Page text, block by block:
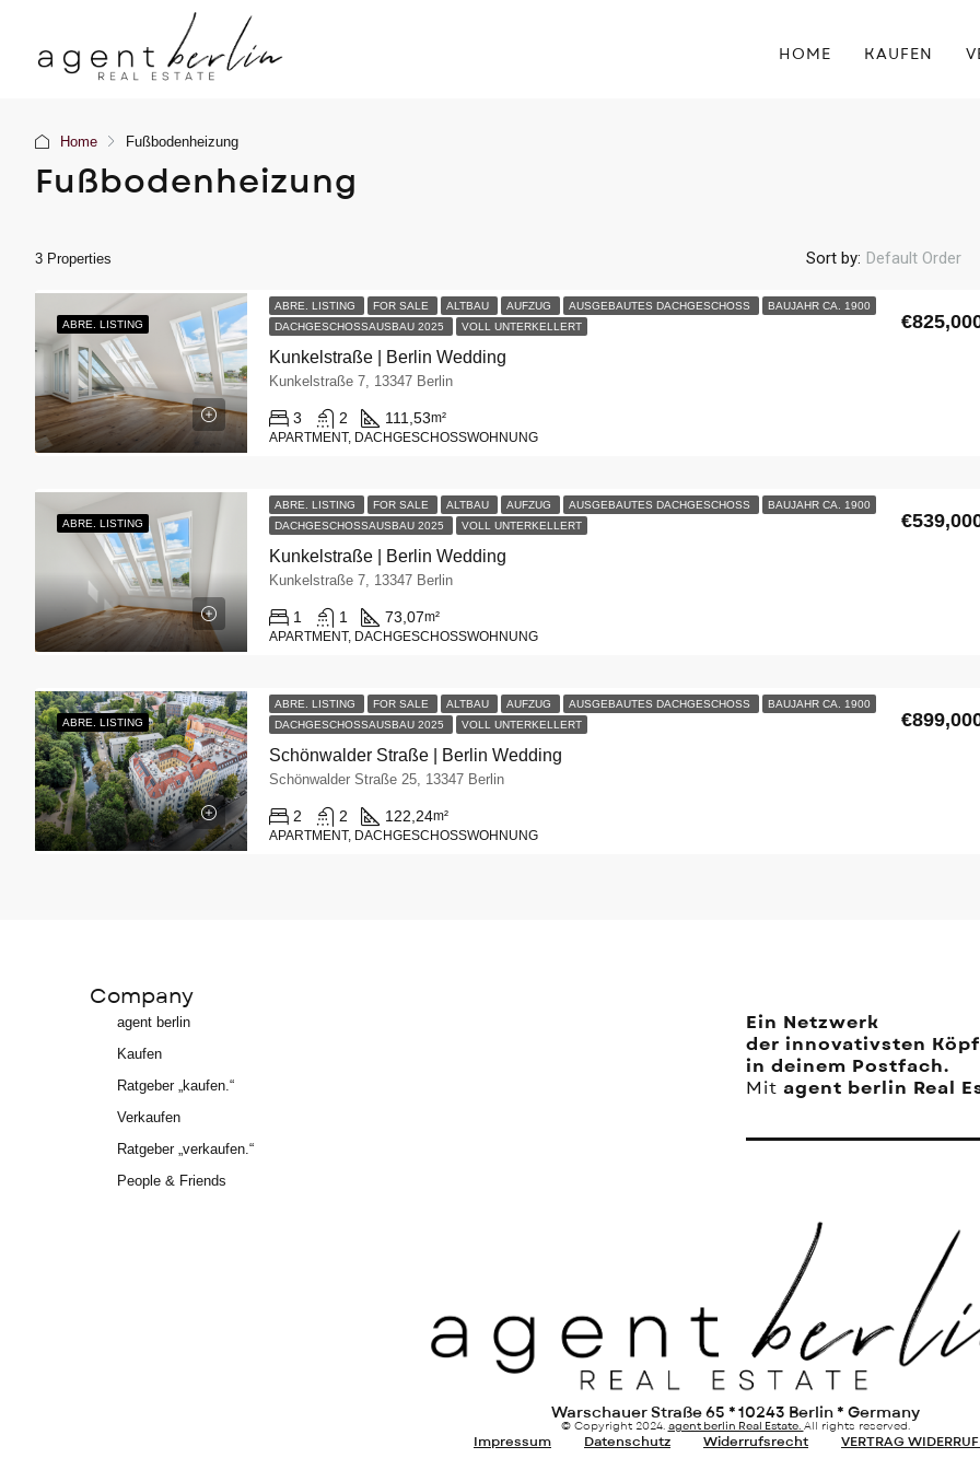
HOME KAUFEN
Home Fußbodenheizung
Fußbodenheizung
3 Properties Sort by: Default Order
ABRE. LISTING
ABRE. LISTING FOR SALE ALTBAU AUFZUG AUSGEBAUTES DACHGESCHOSS
BAUJAHR CA. 1900
DACHGESCHOSSAUSBAU 2025
VOLL UNTERKELLERT
Kunkelstraße | Berlin Wedding
Kunkelstraße 7, 13347 Berlin
3 2 111,53m²
APARTMENT, DACHGESCHOSSWOHNUNG
ABRE. LISTING
ABRE. LISTING FOR SALE ALTBAU AUFZUG AUSGEBAUTES DACHGESCHOSS
BAUJAHR CA. 1900
DACHGESCHOSSAUSBAU 2025
VOLL UNTERKELLERT
Kunkelstraße | Berlin Wedding
Kunkelstraße 7, 13347 Berlin
1 1 73,07m²
APARTMENT, DACHGESCHOSSWOHNUNG
ABRE. LISTING
ABRE. LISTING FOR SALE ALTBAU AUFZUG AUSGEBAUTES DACHGESCHOSS
BAUJAHR CA. 1900
DACHGESCHOSSAUSBAU 2025
VOLL UNTERKELLERT
Schönwalder Straße | Berlin Wedding
Schönwalder Straße 25, 13347 Berlin
2 2 122,24m²
APARTMENT, DACHGESCHOSSWOHNUNG
Company
agent berlin
Kaufen
Ratgeber „kaufen.“
Verkaufen
Ratgeber „verkaufen.“
People & Friends
Ein Netzwerk
der innovativsten
in deinem Postfach.
Mit agent berlin Real
Warschauer Straße 65 * 10243 Berlin * Germany
© Copyright 2024. agent berlin Real Estate. All rights reserved.
Impressum Datenschutz Widerrufsrecht VERTRAG